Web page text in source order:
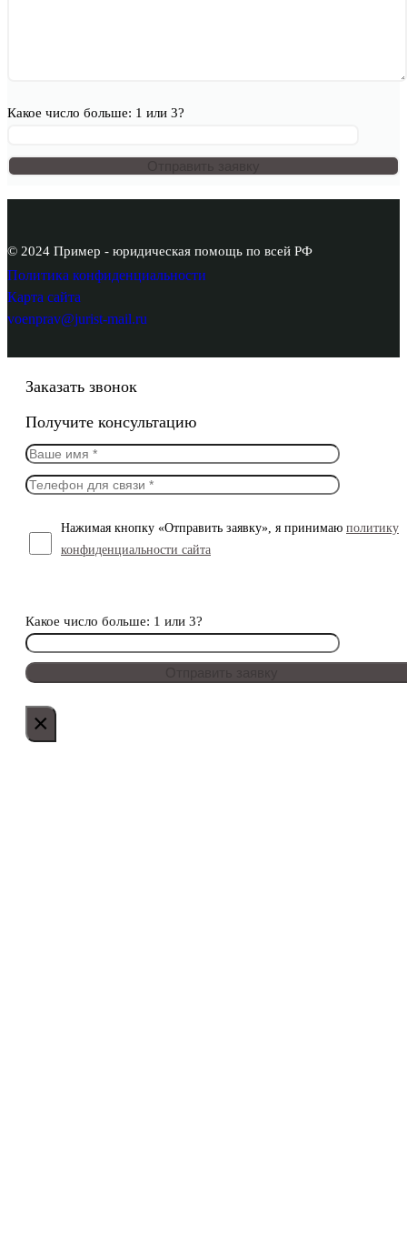
Какое число больше: 1 или 3?
© 2024 Пример - юридическая помощь по всей РФ
Политика конфиденциальности
Карта сайта
voenprav@jurist-mail.ru
Заказать звонок
Получите консультацию
Нажимая кнопку «Отправить заявку», я принимаю политику
конфиденциальности сайта
Какое число больше: 1 или 3?
×